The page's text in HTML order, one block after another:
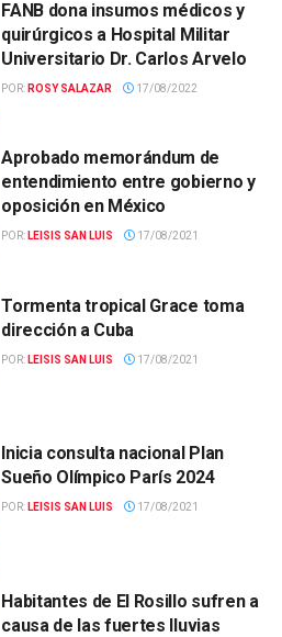
FANB dona insumos médicos y
quirúrgicos a Hospital Militar
Universitario Dr. Carlos Arvelo
POR: ROSY SALAZAR 17/08/2022
Aprobado memorándum de
entendimiento entre gobierno y
oposición en México
POR: LEISIS SAN LUIS 17/08/2021
Tormenta tropical Grace toma
dirección a Cuba
POR: LEISIS SAN LUIS 17/08/2021
Inicia consulta nacional Plan
Sueño Olímpico París 2024
POR: LEISIS SAN LUIS 17/08/2021
Habitantes de El Rosillo sufren a
causa de las fuertes lluvias